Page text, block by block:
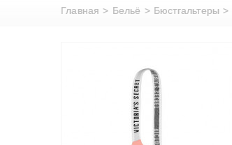
Главная > Бельё > Бюстгальтеры >